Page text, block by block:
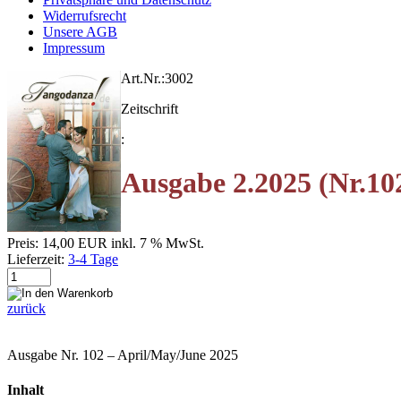
Widerrufsrecht
Unsere AGB
Impressum
Art.Nr.:3002
Zeitschrift
:
Ausgabe 2.2025
Preis: 14,00 EUR inkl. 7 % MwSt.
Lieferzeit: 3-4 Tage
zurück
Ausgabe Nr. 102 – April/May/June 2025
Inhalt